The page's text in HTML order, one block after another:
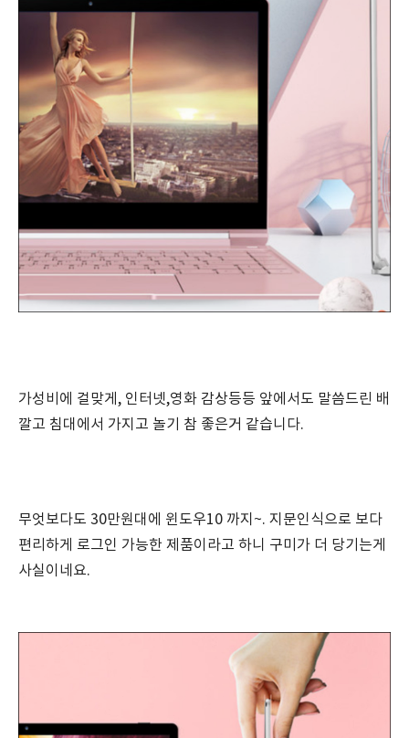
가성비에 걸맞게, 인터넷,영화 감상등등 앞에서도 말씀드린 배
깔고 침대에서 가지고 놀기 참 좋은거 같습니다.
무엇보다도 30만원대에 윈도우10 까지~. 지문인식으로 보다
편리하게 로그인 가능한 제품이라고 하니 구미가 더 당기는게
사실이네요.